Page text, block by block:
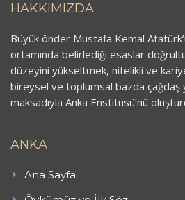
HAKKIMIZDA
Büyük önder Mustafa Kemal
ortamında belirlediği esaslar
düzeyini yükseltmek, nitelikli ve
bireysel ve toplumsal bazda çağdaş
maksadıyla Anka Enstitüsü’nü
ANKA
Ana Sayfa